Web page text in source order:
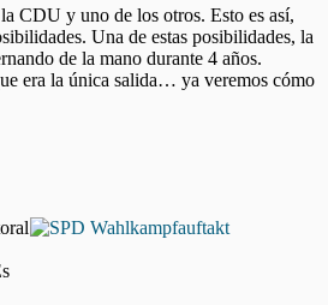
CDU y uno de los otros. Esto es así,
Una de estas posibilidades, la
de la mano durante 4 años.
era la única salida… ya veremos cómo